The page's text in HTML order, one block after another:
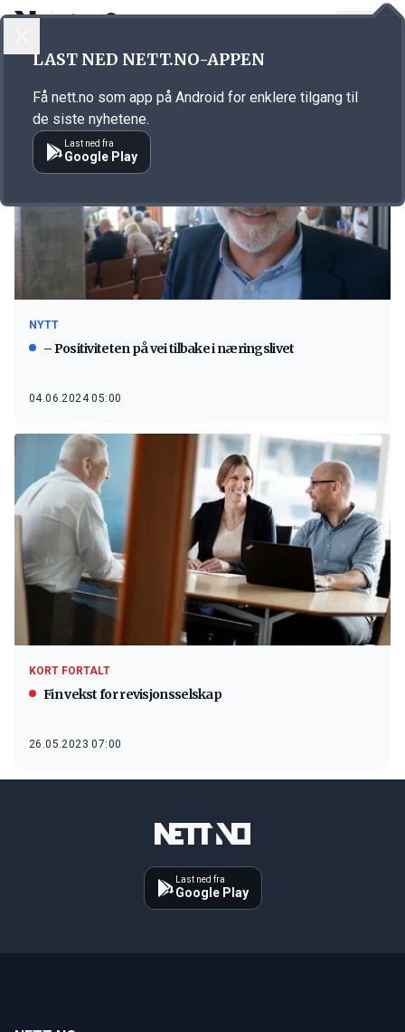
Emne: Contabile
NYTT
– Positiviteten på vei tilbake i næringslivet
04.06.2024 05:00
KORT FORTALT
Fin vekst for revisjonsselskap
26.05.2023 07:00
Last ned fra
Google Play
LAST NED NETT.NO-APPEN
Få nett.no som app på Android for enklere tilgang til
de siste nyhetene.
Last ned fra
Google Play